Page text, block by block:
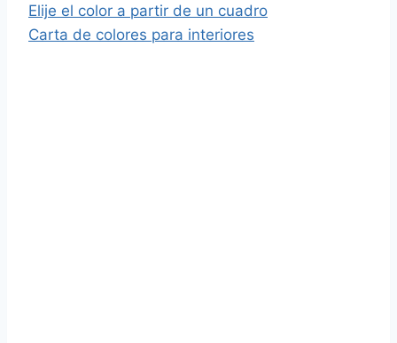
Elije el color a partir de un cuadro
Carta de colores para interiores